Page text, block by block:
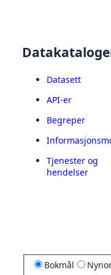
Datasett
API-er
Begreper
Tjenester og
hendelser
Bokmål